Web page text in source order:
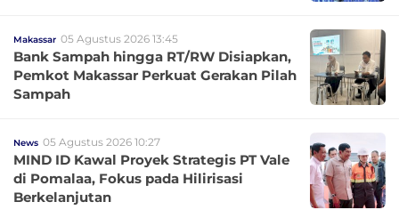
Makassar 05 Agustus 2026 13:45
Bank Sampah hingga RT/RW Disiapkan,
Pemkot Makassar Perkuat Gerakan Pilah
Sampah
News 05 Agustus 2026 10:27
MIND ID Kawal Proyek Strategis PT Vale
di Pomalaa, Fokus pada Hilirisasi
Berkelanjutan